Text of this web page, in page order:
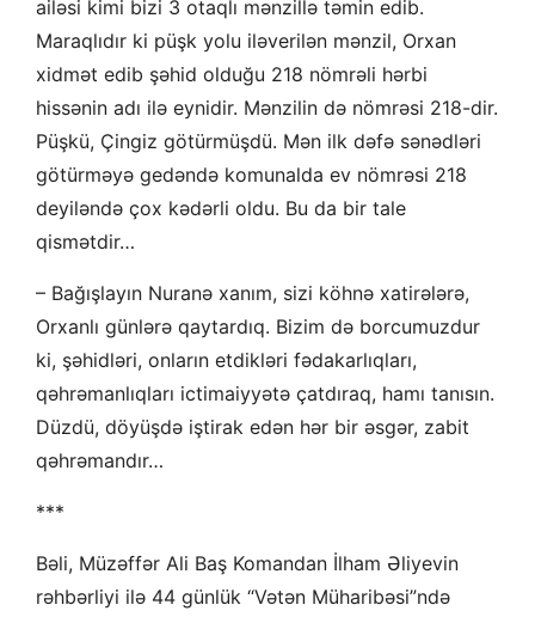
ailəsi kimi bizi 3 otaqlı mənzillə təmin edib.
Maraqlıdır ki püşk yolu iləverilən mənzil, Orxan
xidmət edib şəhid olduğu 218 nömrəli hərbi
hissənin adı ilə eynidir. Mənzilin də nömrəsi 218-dir.
Püşkü, Çingiz götürmüşdü. Mən ilk dəfə sənədləri
götürməyə gedəndə komunalda ev nömrəsi 218
deyiləndə çox kədərli oldu. Bu da bir tale
qismətdir…
– Bağışlayın Nuranə xanım, sizi köhnə xatirələrə,
Orxanlı günlərə qaytardıq. Bizim də borcumuzdur
ki, şəhidləri, onların etdikləri fədakarlıqları,
qəhrəmanlıqları ictimaiyyətə çatdıraq, hamı tanısın.
Düzdü, döyüşdə iştirak edən hər bir əsgər, zabit
qəhrəmandır…
***
Bəli, Müzəffər Ali Baş Komandan İlham Əliyevin
rəhbərliyi ilə 44 günlük “Vətən Müharibəsi”ndə